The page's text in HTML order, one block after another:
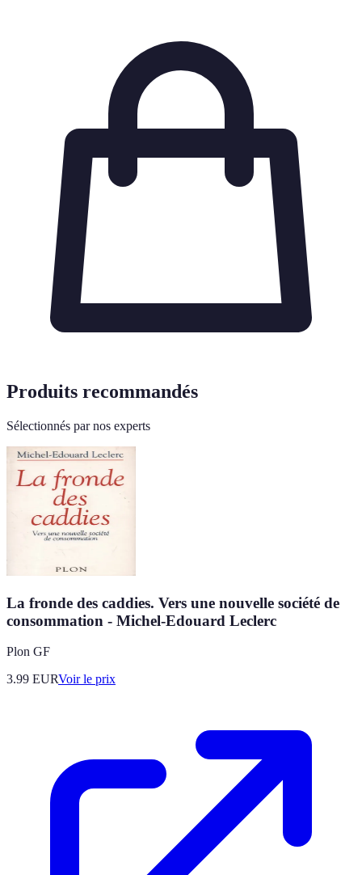
Produits recommandés
Sélectionnés par nos experts
La fronde des caddies. Vers une nouvelle société de
consommation - Michel-Edouard Leclerc
Plon GF
3.99 EURVoir le prix